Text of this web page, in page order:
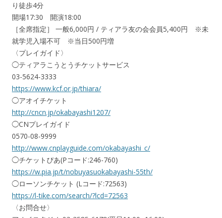
り徒歩4分
開場17:30 開演18:00
［全席指定］ 一般6,000円 / ティアラ友の会会員5,400円 ※未
就学児入場不可 ※当日500円増
〈プレイガイド〉
◯ティアラこうとうチケットサービス
03-5624-3333
https://www.kcf.or.jp/thiara/
◯アオイチケット
http://cncn.jp/okabayashi1207/
◯CNプレイガイド
0570-08-9999
http://www.cnplayguide.com/okabayashi_c/
◯チケットぴあ(Pコード:246-760)
https://w.pia.jp/t/nobuyasuokabayashi-55th/
◯ローソンチケット (Lコード:72563)
https://l-tike.com/search/?lcd=72563
〈お問合せ〉